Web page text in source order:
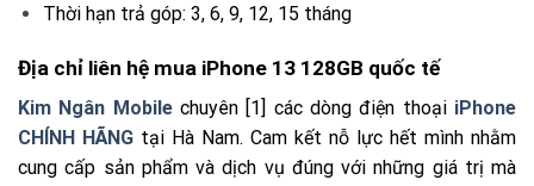
Thời hạn trả góp: 3, 6, 9, 12, 15 tháng
Địa chỉ liên hệ mua iPhone 13 128GB quốc tế
Kim Ngân Mobilechuyên [1] các dòng điện thoại iPhone
CHÍNH HÃNG tại Hà Nam. Cam kết nỗ lực hết mình nhằm
cung cấp sản phẩm và dịch vụ đúng với những giá trị mà